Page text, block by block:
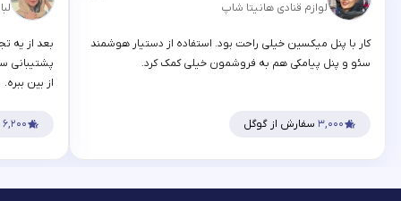
لوازم قنادی هانیتا شاپ
کار با پنل میکسین خیلی راحت بود. استفاده از دستیار هوشمند
سئو و پنل پیامکی هم به فروشمون خیلی کمک کرد.
۳,۰۰۰ سفارش از گوگل
بعد از یه
پشتیبانی
از بین ببره.
۶,۲۰۰